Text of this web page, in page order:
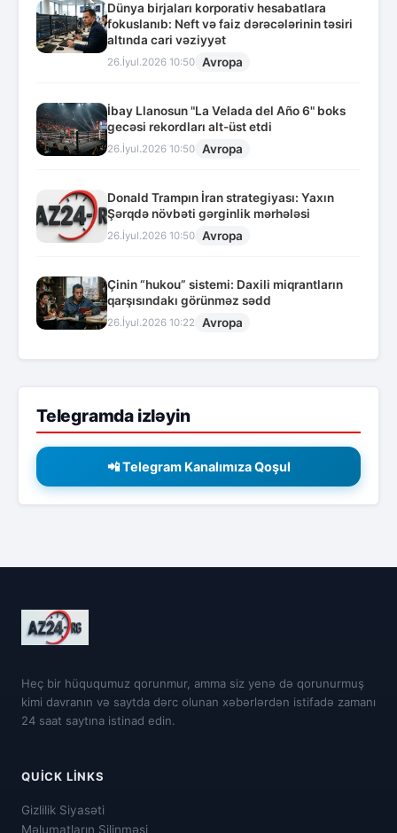
Dünya birjaları korporativ hesabatlara
fokuslanıb: Neft və faiz dərəcələrinin təsiri
altında cari vəziyyət
26.İyul.2026 10:50 Avropa
İbay Llanosun "La Velada del Año 6" boks
gecəsi rekordları alt-üst etdi
26.İyul.2026 10:50 Avropa
Donald Trampın İran strategiyası: Yaxın
Şərqdə növbəti gərginlik mərhələsi
26.İyul.2026 10:50 Avropa
Çinin “hukou” sistemi: Daxili miqrantların
qarşısındakı görünməz sədd
26.İyul.2026 10:22 Avropa
Telegramda izləyin
📲 Telegram Kanalımıza Qoşul
Heç bir hüququmuz qorunmur, amma siz yenə də qorunurmuş
kimi davranın və saytda dərc olunan xəbərlərdən istifadə zamanı
24 saat saytına istinad edin.
QUICK LINKS
Gizlilik Siyasəti
Məlumatların Silinməsi